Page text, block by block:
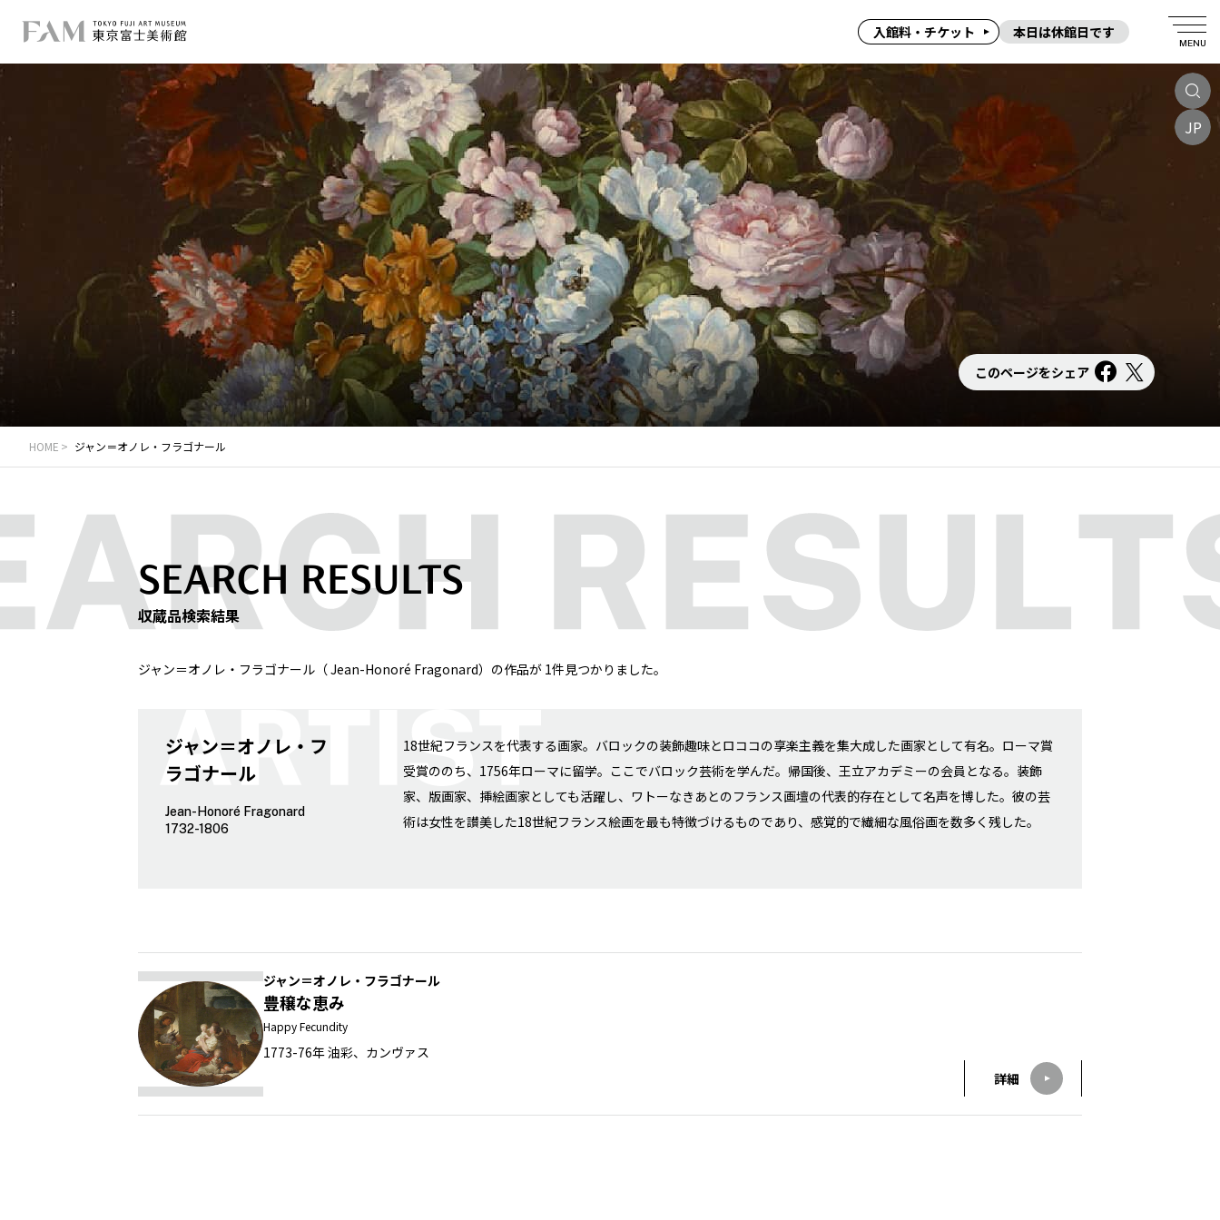
入館料・チケット 本日は休館日です
MENU
JP
このページをシェア
HOME ジャン＝オノレ・フラゴナール
SEARCH RESULTS
収蔵品検索結果
ジャン＝オノレ・フラゴナール（ Jean-Honoré Fragonard）の作品が 1件見つかりました。
ジャン＝オノレ・フ
ラゴナール
Jean-Honoré Fragonard
1732-1806
18世紀フランスを代表する画家。バロックの装飾趣味とロココの享楽主義を集大成した画家として有名。ローマ賞
受賞ののち、1756年ローマに留学。ここでバロック芸術を学んだ。帰国後、王立アカデミーの会員となる。装飾
家、版画家、挿絵画家としても活躍し、ワトーなきあとのフランス画壇の代表的存在として名声を博した。彼の芸
術は女性を讃美した18世紀フランス絵画を最も特徴づけるものであり、感覚的で繊細な風俗画を数多く残した。
ジャン＝オノレ・フラゴナール
豊穣な恵み
Happy Fecundity
1773-76年 油彩、カンヴァス
詳細